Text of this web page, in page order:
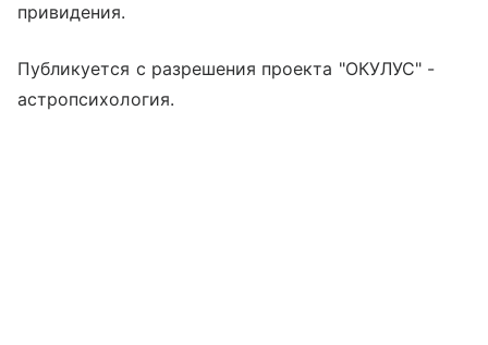
привидения.
Публикуется с разрешения проекта "ОКУЛУС" -
астропсихология.